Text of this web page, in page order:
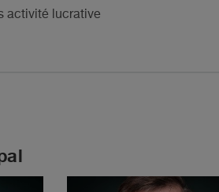
activité lucrative